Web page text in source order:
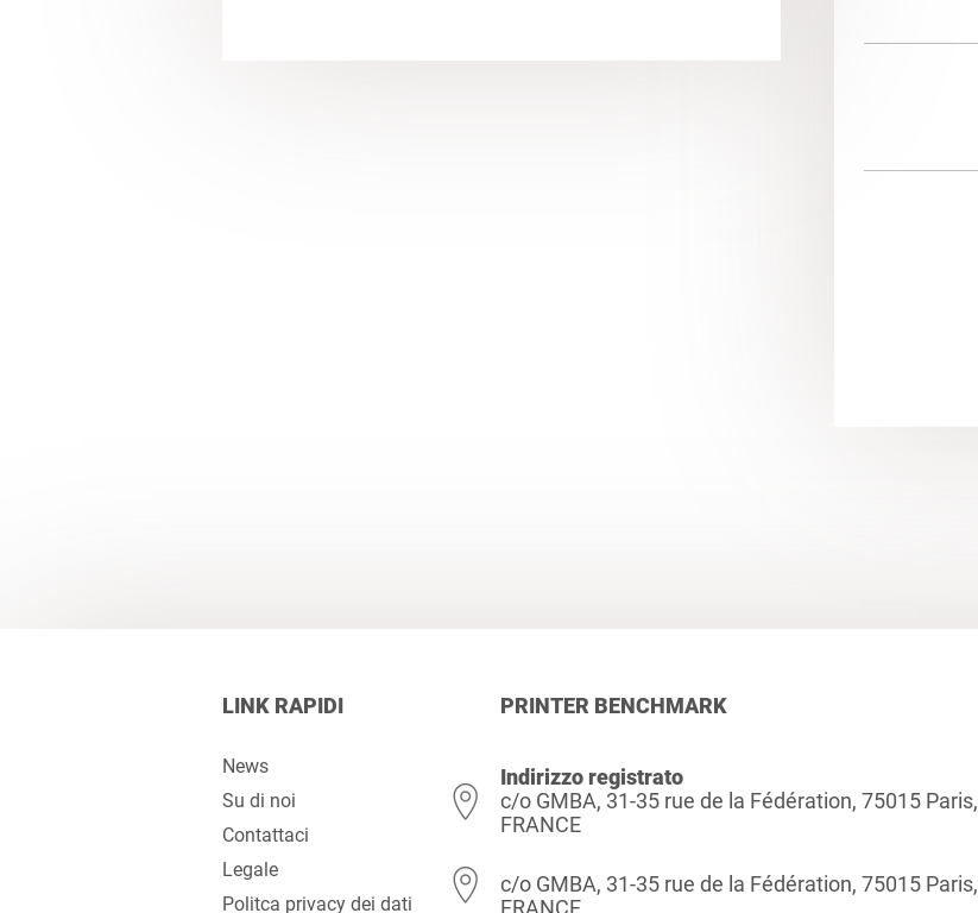
LINK RAPIDI
News
Su di noi
Contattaci
Legale
Politca privacy dei dati
PRINTER BENCHMARK
Indirizzo registrato
c/o GMBA, 31-35 rue de la Fédération, 75015 Paris,
FRANCE
c/o GMBA, 31-35 rue de la Fédération, 75015 Paris,
FRANCE